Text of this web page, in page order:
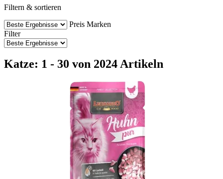
Filtern & sortieren
Preis Marken
Filter
Katze: 1 - 30 von 2024 Artikeln